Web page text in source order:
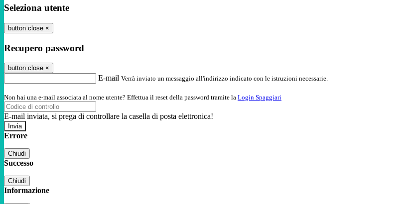
Seleziona utente
button close ×
Recupero password
button close ×
E-mail Verrà inviato un messaggio all'indirizzo indicato con le istruzioni necessarie.
Non hai una e-mail associata al nome utente? Effettua il reset della password tramite la Login Spaggiari
E-mail inviata, si prega di controllare la casella di posta elettronica!
Errore
Chiudi
Successo
Chiudi
Informazione